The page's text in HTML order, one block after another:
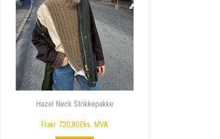
Hazel Neck Strikkepakke
Frakr 720,80Eks. MVA